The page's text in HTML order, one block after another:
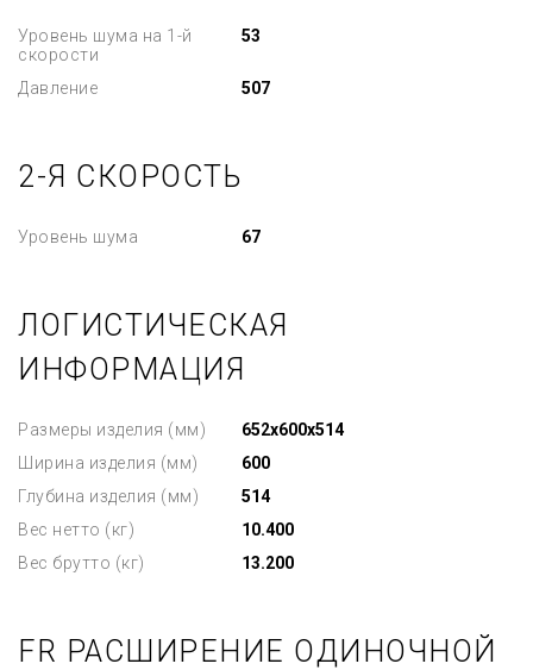
Уровень шума на 1-й
скорости
53
Давление 507
2-Я СКОРОСТЬ
Уровень шума 67
ЛОГИСТИЧЕСКАЯ
ИНФОРМАЦИЯ
Размеры изделия (мм)
652x600x514
Ширина изделия (мм)
600
Глубина изделия (мм)
514
Вес нетто (кг)
10.400
Вес брутто (кг)
13.200
FR РАСШИРЕНИЕ ОДИНОЧНОЙ